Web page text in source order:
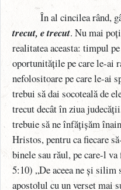
În al cincilea rând,
trecut, e trecut. Nu mai
realitatea aceasta: timpul
oportunitățile pe care le-ai
nefolositoare pe care le-ai
trebui să dai socoteală de
trecut decât în ziua
trebuie să ne înfățișăm
Hristos, pentru ca fiecare
binele sau răul, pe care-l
5:10) „De aceea ne și
apostolul cu un verset mai